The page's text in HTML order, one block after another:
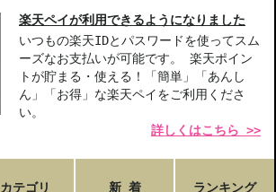
楽天ペイが利用できるようになりました
いつもの楽天IDとパスワードを使ってスム
ーズなお支払いが可能です。 楽天ポイン
トが貯まる・使える！「簡単」「あんし
ん」「お得」な楽天ペイをご利用くださ
い。
詳しくはこちら >>
カテゴリ 新 着 ランキング